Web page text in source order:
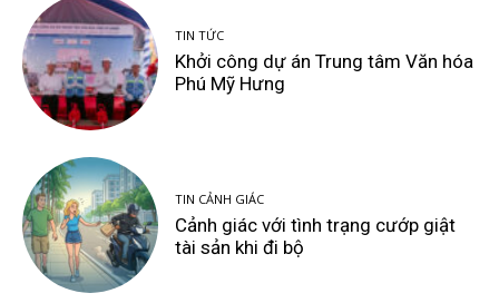
TIN TỨC
Khởi công dự án Trung tâm Văn hóa
Phú Mỹ Hưng
TIN CẢNH GIÁC
Cảnh giác với tình trạng cướp giật
tài sản khi đi bộ